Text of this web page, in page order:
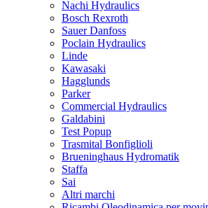
Nachi Hydraulics
Bosch Rexroth
Sauer Danfoss
Poclain Hydraulics
Linde
Kawasaki
Hagglunds
Parker
Commercial Hydraulics
Galdabini
Test Popup
Trasmital Bonfiglioli
Brueninghaus Hydromatik
Staffa
Sai
Altri marchi